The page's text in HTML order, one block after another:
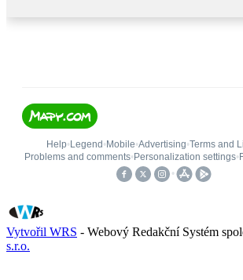
Vytvořil WRS - Webový Redakční Systém
s.r.o.